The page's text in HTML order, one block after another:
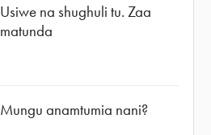
Usiwe na shughuli tu. Zaa
matunda
Mungu anamtumia nani?